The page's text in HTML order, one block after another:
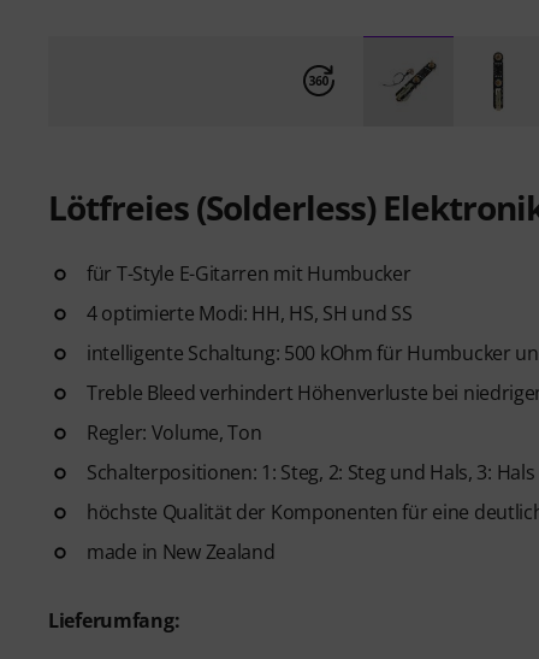
Lötfreies (Solderless)
für T-Style E-Gitarren mit Humbucker
4 optimierte Modi: HH, HS, SH und SS
intelligente Schaltung: 500 kOhm für Humbucker
Treble Bleed verhindert Höhenverluste bei
Regler: Volume, Ton
Schalterpositionen: 1: Steg, 2: Steg und Hals, 3: Hals
höchste Qualität der Komponenten für eine
made in New Zealand
Lieferumfang: